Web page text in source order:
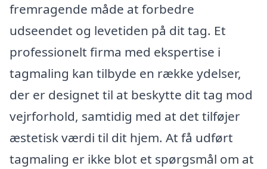
fremragende måde at forbedre
udseendet og levetiden på dit tag. Et
professionelt firma med ekspertise i
tagmaling kan tilbyde en række ydelser,
der er designet til at beskytte dit tag mod
vejrforhold, samtidig med at det tilføjer
æstetisk værdi til dit hjem. At få udført
tagmaling er ikke blot et spørgsmål om at